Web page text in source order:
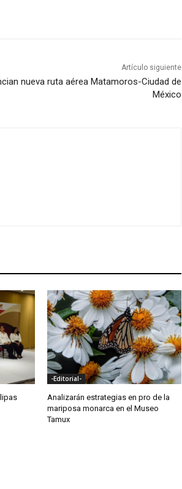
Artículo siguiente
nueva ruta aérea Matamoros-Ciudad de
México
-Editorial-
Analizarán estrategias en pro de la
mariposa monarca en el Museo
Tamux